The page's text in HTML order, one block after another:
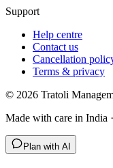
Support
Help centre
Contact us
Cancellation
Terms & privacy
© 2026 Tratoli
Made with care in India
Plan with AI